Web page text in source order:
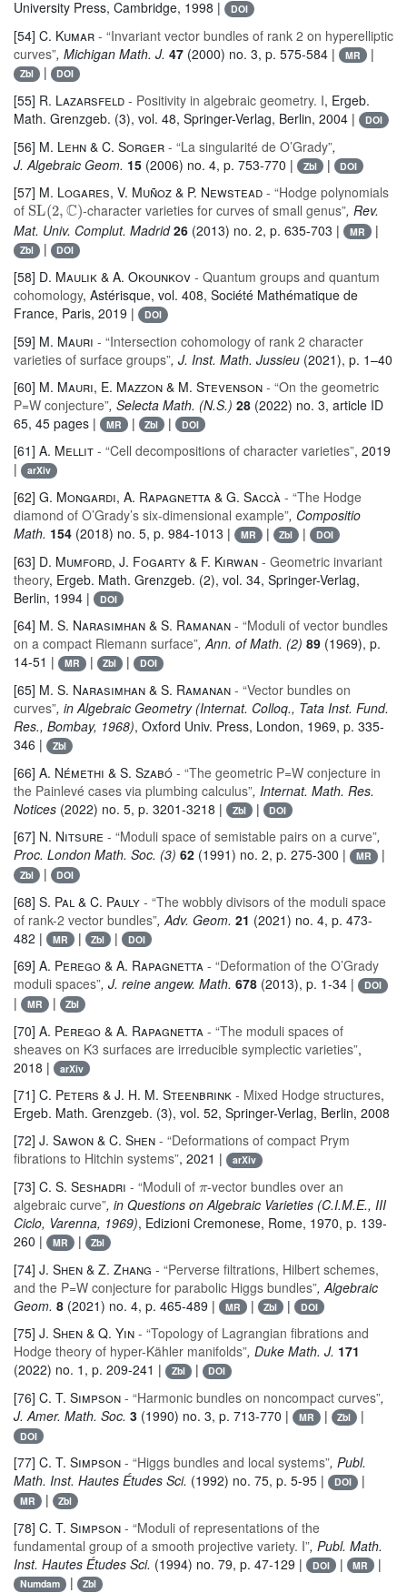
University Press, Cambridge, 1998 | DOI
[54] C. Kumar - “Invariant vector bundles of rank 2 on hyperelliptic
curves”, Michigan Math. J. 47 (2000) no. 3, p. 575-584 | MR |
Zbl | DOI
[55] R. Lazarsfeld - Positivity in algebraic geometry. I, Ergeb.
Math. Grenzgeb. (3), vol. 48, Springer-Verlag, Berlin, 2004 | DOI
[56] M. Lehn & C. Sorger - “La singularité de O’Grady”,
J. Algebraic Geom. 15 (2006) no. 4, p. 753-770 | Zbl | DOI
[57] M. Logares, V. Muñoz & P. Newstead - “Hodge polynomials
of SL(2,ℂ) -character varieties for curves of small genus”, Rev.
Mat. Univ. Complut. Madrid26 (2013) no. 2, p. 635-703 | MR |
Zbl | DOI
[58] D. Maulik & A. Okounkov - Quantum groups and quantum
cohomology, Astérisque, vol. 408, Société Mathématique de
France, Paris, 2019 |
DOI
[59] M. Mauri - “Intersection cohomology of rank 2 character
varieties of surface groups”, J. Inst. Math. Jussieu (2021), p. 1–40
[60] M. Mauri, E. Mazzon & M. Stevenson - “On the geometric
P=W conjecture”, Selecta Math. (N.S.) 28 (2022) no. 3, article ID
65, 45 pages |
MR | Zbl | DOI
[61] A. Mellit - “Cell decompositions of character varieties”, 2019
|
arXiv
[62] G. Mongardi, A. Rapagnetta & G. Saccà - “The Hodge
diamond of O’Grady’s six-dimensional example”, Compositio
Math. 154 (2018) no. 5, p. 984-1013 | MR | Zbl | DOI
[63] D. Mumford, J. Fogarty & F. Kirwan - Geometric invariant
theory, Ergeb. Math. Grenzgeb. (2), vol. 34, Springer-Verlag,
Berlin, 1994 |
DOI
[64] M. S. Narasimhan & S. Ramanan - “Moduli of vector bundles
on a compact Riemann surface”, Ann. of Math. (2) 89 (1969), p.
14-51 |
MR | Zbl | DOI
[65] M. S. Narasimhan & S. Ramanan - “Vector bundles on
curves”, in Algebraic Geometry (Internat. Colloq., Tata Inst. Fund.
Res., Bombay, 1968), Oxford Univ. Press, London, 1969, p. 335-
346 |
Zbl
[66] A. Némethi & S. Szabó - “The geometric P=W conjecture in
the Painlevé cases via plumbing calculus”, Internat. Math. Res.
Notices (2022) no. 5, p. 3201-3218 | Zbl | DOI
[67] N. Nitsure - “Moduli space of semistable pairs on a curve”,
Proc. London Math. Soc. (3) 62 (1991) no. 2, p. 275-300 | MR |
Zbl | DOI
[68] S. Pal & C. Pauly - “The wobbly divisors of the moduli space
of rank-2 vector bundles”, Adv. Geom. 21 (2021) no. 4, p. 473-
482 |
MR | Zbl | DOI
[69] A. Perego & A. Rapagnetta - “Deformation of the O’Grady
moduli spaces”, J. reine angew. Math. 678 (2013), p. 1-34 | DOI
| MR | Zbl
[70] A. Perego & A. Rapagnetta - “The moduli spaces of
sheaves on K3 surfaces are irreducible symplectic varieties”,
2018 |
arXiv
[71] C. Peters & J. H. M. Steenbrink - Mixed Hodge structures,
Ergeb. Math. Grenzgeb. (3), vol. 52, Springer-Verlag, Berlin, 2008
[72] J. Sawon & C. Shen - “Deformations of compact Prym
fibrations to Hitchin systems”, 2021 | arXiv
[73] C. S. Seshadri - “Moduli of
-vector bundles over an
algebraic curve”, in Questions on Algebraic Varieties (C.I.M.E., III
Ciclo, Varenna, 1969), Edizioni Cremonese, Rome, 1970, p. 139-
260 |
MR | Zbl
[74] J. Shen & Z. Zhang - “Perverse filtrations, Hilbert schemes,
and the P=W conjecture for parabolic Higgs bundles”, Algebraic
Geom. 8 (2021) no. 4, p. 465-489 | MR | Zbl | DOI
[75] J. Shen & Q. Yin - “Topology of Lagrangian fibrations and
Hodge theory of hyper-Kähler manifolds”, Duke Math. J. 171
(2022) no. 1, p. 209-241 |
Zbl | DOI
[76] C. T. Simpson - “Harmonic bundles on noncompact curves”,
J. Amer. Math. Soc. 3 (1990) no. 3, p. 713-770 | MR | Zbl |
DOI
[77] C. T. Simpson - “Higgs bundles and local systems”, Publ.
Math. Inst. Hautes Études Sci. (1992) no. 75, p. 5-95 | DOI |
MR | Zbl
[78] C. T. Simpson - “Moduli of representations of the
fundamental group of a smooth projective variety. I”, Publ. Math.
Inst. Hautes Études Sci. (1994) no. 79, p. 47-129 | DOI | MR |
Numdam | Zbl